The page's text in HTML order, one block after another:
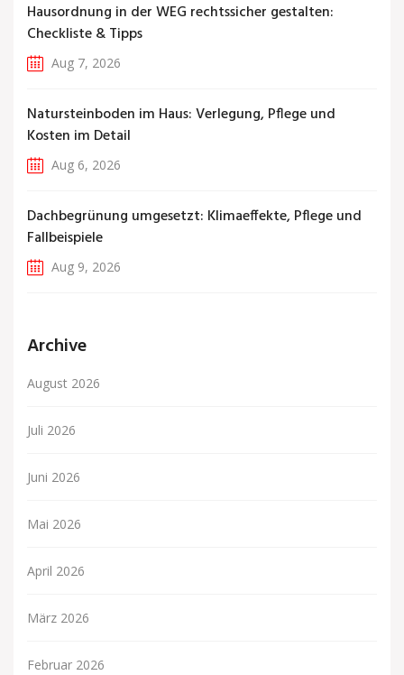
Hausordnung in der WEG rechtssicher gestalten:
Checkliste & Tipps
Aug 7, 2026
Natursteinboden im Haus: Verlegung, Pflege und
Kosten im Detail
Aug 6, 2026
Dachbegrünung umgesetzt: Klimaeffekte, Pflege und
Fallbeispiele
Aug 9, 2026
Archive
August 2026
Juli 2026
Juni 2026
Mai 2026
April 2026
März 2026
Februar 2026